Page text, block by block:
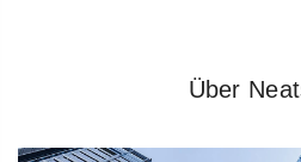
Über